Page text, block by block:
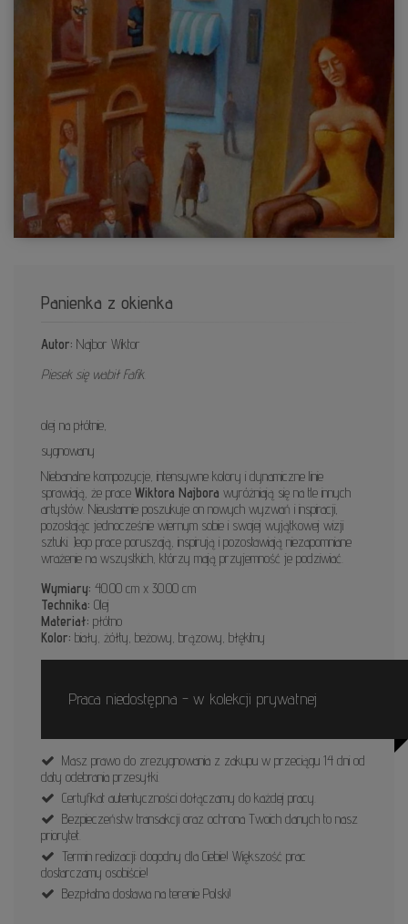
Panienka z okienka
Autor: Najbor Wiktor
Piesek się wabił Fafik.
olej na płótnie,
sygnowany
Niebanalne kompozycje, intensywne kolory i dynamiczne linie
sprawiają, że prace Wiktora Najbora wyróżniają się na tle innych
artystów. Nieustannie poszukuje on nowych wyzwań i inspiracji,
pozostając jednocześnie wiernym sobie i swojej wyjątkowej wizji
sztuki. Jego prace poruszają, inspirują i pozostawiają niezapomniane
wrażenie na wszystkich, którzy mają przyjemność je podziwiać.
Wymiary: 40.00 cm x 30.00 cm
Technika: Olej
Materiał: płótno
Kolor: biały, żółty, beżowy, brązowy, błękitny
Praca niedostępna - w kolekcji prywatnej
Masz prawo do zrezygnowania z zakupu w przeciągu 14 dni od
daty odebrania przesyłki.
Certyfikat autentyczności dołączamy do każdej pracy.
Bezpieczeństw transakcji oraz ochrona Twoich danych to nasz
priorytet.
Termin realizacji: dogodny dla Ciebie! Większość prac
dostarczamy osobiście!
Bezpłatna dostawa na terenie Polski!